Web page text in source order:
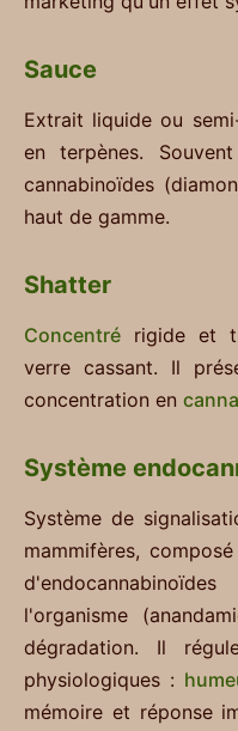
Sauce
Extrait liquide ou
en terpènes.
cannabinoïdes
haut de gamme.
Shatter
Concentré rigide et
verre cassant. Il
concentration en
Système
Système de
mammifères,
l'organisme
dégradation. Il
physiologiques :
mémoire et réponse